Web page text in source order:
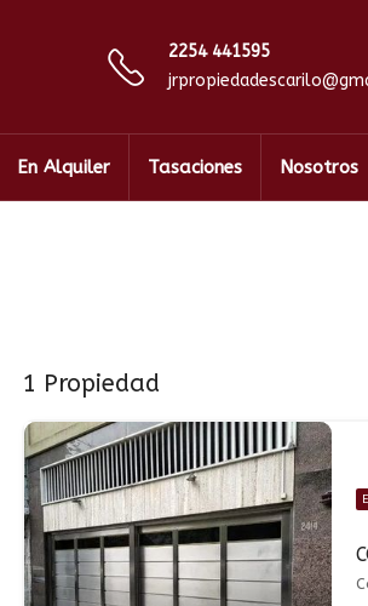
2254 441595
En Alquiler Tasaciones Nosotros
1 Propiedad